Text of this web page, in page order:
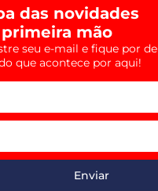
das novidades
mão
seu e-mail e fique por
que acontece por aqui!